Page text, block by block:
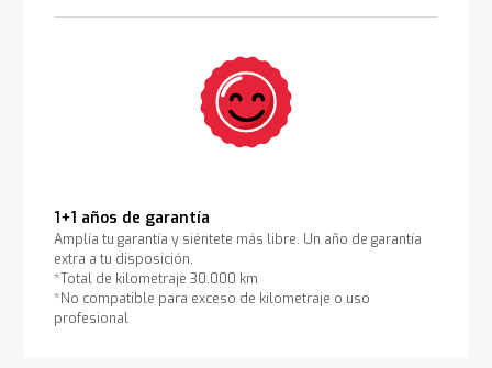
1+1 años de garantía
Amplía tu garantía y siéntete más libre. Un año de garantía
extra a tu disposición.
*Total de kilometraje 30.000 km
*No compatible para exceso de kilometraje o uso
profesional